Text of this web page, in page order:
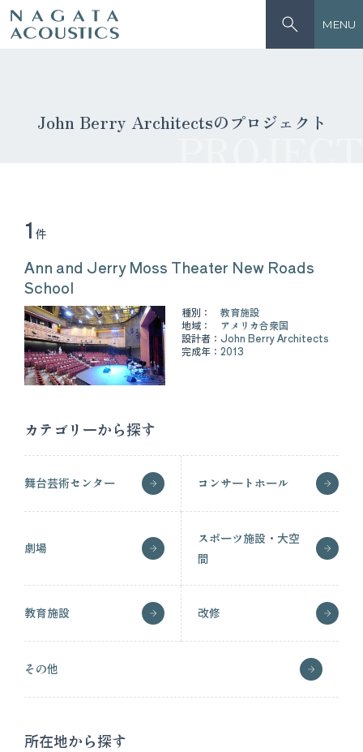
MENU
John Berry Architectsのプロジェクト
1 件
Ann and Jerry Moss Theater New Roads
School
種別：
教育施設
地域：
アメリカ合衆国
設計者： John Berry Architects
完成年： 2013
カテゴリーから探す
舞台芸術センター コンサートホール
劇場
スポーツ施設・大空
間
教育施設 改修
その他
所在地から探す